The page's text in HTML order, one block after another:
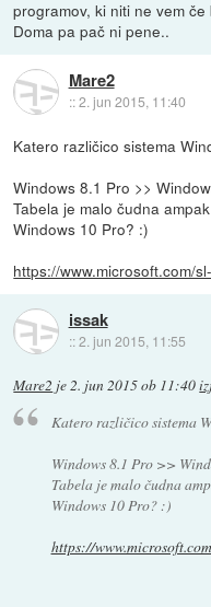
programov, ki niti ne vem
Doma pa pač ni pene..
Mare2
::2. jun 2015, 11:40
Katero različico sistema
Windows 8.1 Pro >>
Tabela je malo čudna
Windows 10 Pro? :)
https://www.microsoft.com/
issak
::2. jun 2015, 11:55
Mare2 je2. jun 2015 ob 11:40
Katero različico sistema
Windows 8.1 Pro >>
Tabela je malo čudna
Windows 10 Pro? :)
https://